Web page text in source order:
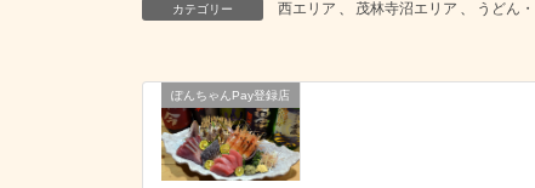
カテゴリー 西エリア 茂林寺沼エリア うどん
ぽんちゃんPay登録店